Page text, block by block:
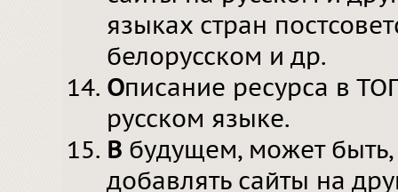
языках стран
белорусском и др.
Описание ресурса в
русском языке.
В будущем, может
добавлять сайты на